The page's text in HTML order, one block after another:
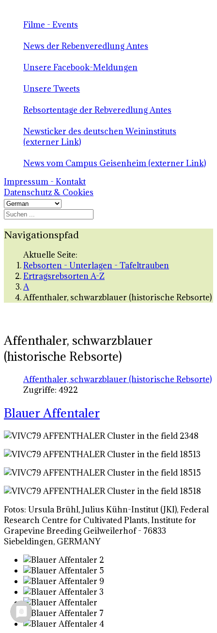
Filme - Events
News der Rebenveredlung Antes
Unsere Facebook-Meldungen
Unsere Tweets
Rebsortentage der Rebveredlung Antes
Newsticker des deutschen Weininstituts
(externer Link)
News vom Campus Geisenheim (externer Link)
Impressum - Kontakt
Datenschutz & Cookies
Navigationspfad
Aktuelle Seite:
Rebsorten - Unterlagen - Tafeltrauben
Ertragsrebsorten A-Z
A
Affenthaler, schwarzblauer (historische Rebsorte)
Affenthaler, schwarzblauer
(historische Rebsorte)
Affenthaler, schwarzblauer (historische Rebsorte)
Zugriffe: 4922
Blauer Affentaler
Fotos: Ursula Brühl, Julius Kühn-Institut (JKI), Federal
Research Centre for Cultivated Plants, Institute for
Grapevine Breeding Geilweilerhof - 76833
Siebeldingen, GERMANY